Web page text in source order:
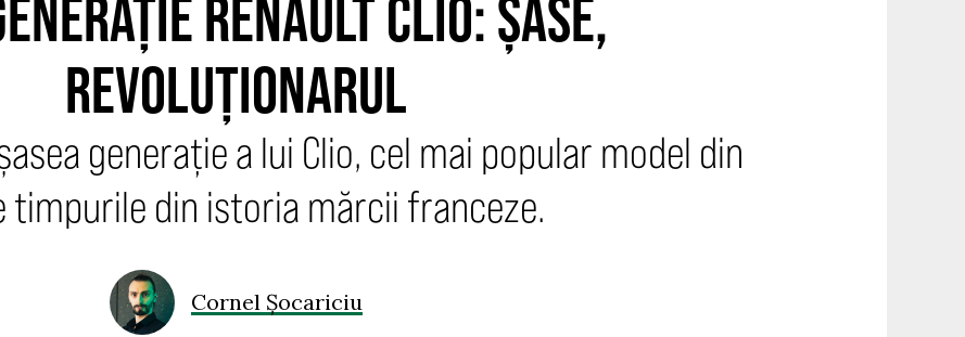
RENAULT CLIO: ȘASE,
REVOLUȚIONARUL
generație a lui Clio, cel mai popular model din
timpurile din istoria mărcii franceze.
Cornel Șocariciu